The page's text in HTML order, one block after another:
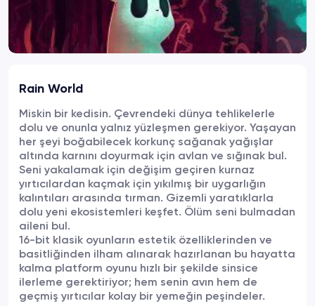
Rain World
Miskin bir kedisin. Çevrendeki dünya tehlikelerle
dolu ve onunla yalnız yüzleşmen gerekiyor. Yaşayan
her şeyi boğabilecek korkunç sağanak yağışlar
altında karnını doyurmak için avlan ve sığınak bul.
Seni yakalamak için değişim geçiren kurnaz
yırtıcılardan kaçmak için yıkılmış bir uygarlığın
kalıntıları arasında tırman. Gizemli yaratıklarla
dolu yeni ekosistemleri keşfet. Ölüm seni bulmadan
aileni bul.
16-bit klasik oyunların estetik özelliklerinden ve
basitliğinden ilham alınarak hazırlanan bu hayatta
kalma platform oyunu hızlı bir şekilde sinsice
ilerleme gerektiriyor; hem senin avın hem de
geçmiş yırtıcılar kolay bir yemeğin peşindeler.